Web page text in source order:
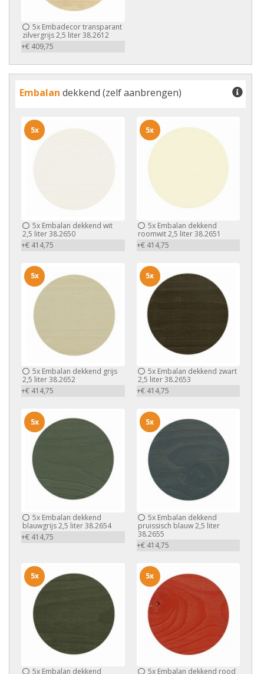
5x Embadecor transparant
zilvergrijs 2,5 liter 38.2612
+€ 409,75
Embalan dekkend (zelf aanbrengen)
5x Embalan dekkend wit
2,5 liter 38.2650
+€ 414,75
5x
5xEmbalan dekkend
roomwit 2,5 liter 38.2651
+€ 414,75
5x
5x Embalan dekkend grijs
2,5 liter 38.2652
+€ 414,75
5x
5xEmbalan dekkend zwart
2,5 liter 38.2653
+€ 414,75
5x
5x Embalan dekkend
blauwgrijs 2,5 liter 38.2654
+€ 414,75
5x
5xEmbalan dekkend
pruissisch blauw 2,5 liter
38.2655
+€ 414,75
5x
5x Embalan dekkend
5x
5xEmbalan dekkend rood
5x